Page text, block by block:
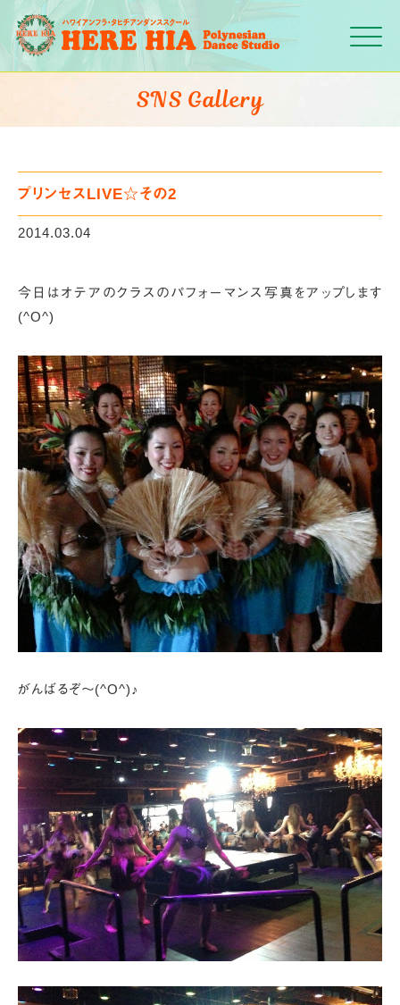
Click
SNS Gallery
プリンセスLIVE☆その2
2014.03.04
今日はオテアのクラスのパフォーマンス写真をアップします
(^O^)
がんばるぞ～(^O^)♪